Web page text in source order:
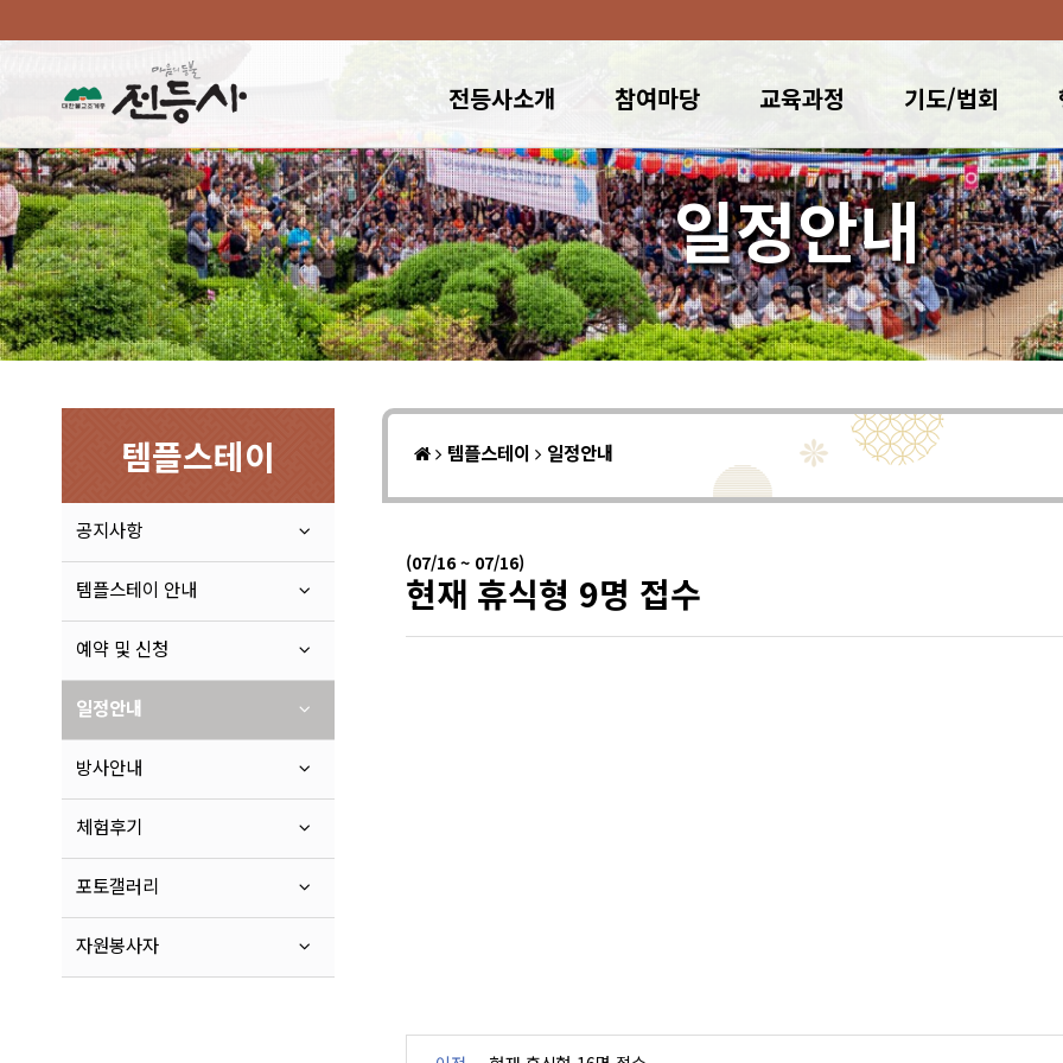
전등사소개 참여마당 교육과정 기도/법회
일정안내
템플스테이
공지사항
템플스테이 안내
예약 및 신청
일정안내
방사안내
체험후기
포토갤러리
자원봉사자
템플스테이 일정안내
(07/16 ~ 07/16)
현재 휴식형 9명 접수